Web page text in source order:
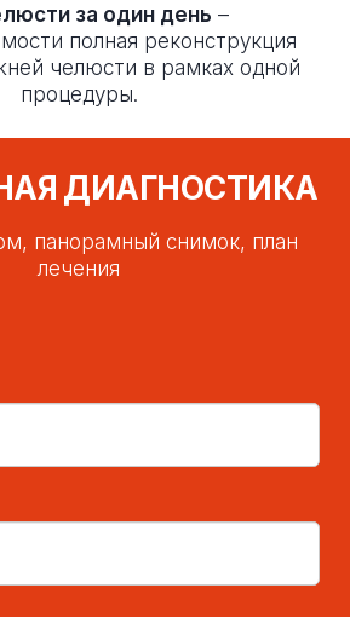
за один день –
полная реконструкция
челюсти в рамках одной
процедуры.
ДИАГНОСТИКА
панорамный снимок, план
лечения